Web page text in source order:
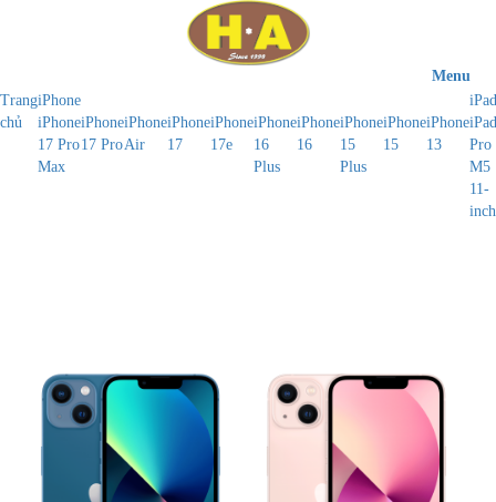
Menu
Trang
chủ
iPhone
iPhone
17 Pro
Max
iPhone
17 Pro
iPhone
Air
iPhone
17
iPhone
17e
iPhone
16
Plus
iPhone
16
iPhone
15
Plus
iPhone
15
iPhone
13
iPad
iPad
Pro
M5
11-
inch